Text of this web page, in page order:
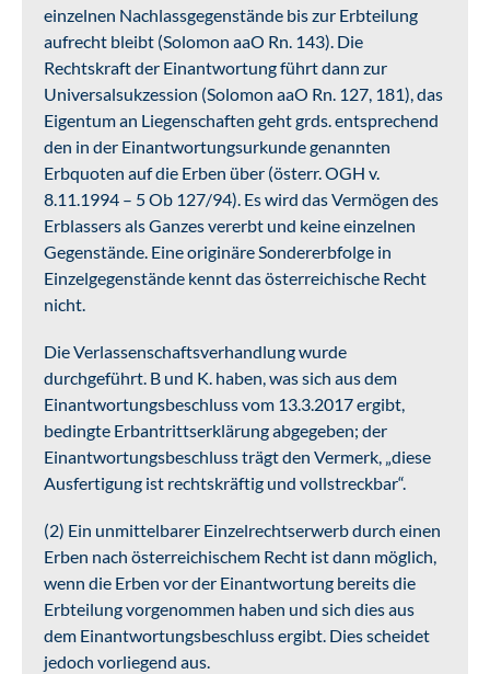
einzelnen Nachlassgegenstände bis zur Erbteilung
aufrecht bleibt (Solomon aaO Rn. 143). Die
Rechtskraft der Einantwortung führt dann zur
Universalsukzession (Solomon aaO Rn. 127, 181), das
Eigentum an Liegenschaften geht grds. entsprechend
den in der Einantwortungsurkunde genannten
Erbquoten auf die Erben über (österr. OGH v.
8.11.1994 – 5 Ob 127/94). Es wird das Vermögen des
Erblassers als Ganzes vererbt und keine einzelnen
Gegenstände. Eine originäre Sondererbfolge in
Einzelgegenstände kennt das österreichische Recht
nicht.
Die Verlassenschaftsverhandlung wurde
durchgeführt. B und K. haben, was sich aus dem
Einantwortungsbeschluss vom 13.3.2017 ergibt,
bedingte Erbantrittserklärung abgegeben; der
Einantwortungsbeschluss trägt den Vermerk, „diese
Ausfertigung ist rechtskräftig und vollstreckbar“.
(2) Ein unmittelbarer Einzelrechtserwerb durch einen
Erben nach österreichischem Recht ist dann möglich,
wenn die Erben vor der Einantwortung bereits die
Erbteilung vorgenommen haben und sich dies aus
dem Einantwortungsbeschluss ergibt. Dies scheidet
jedoch vorliegend aus.